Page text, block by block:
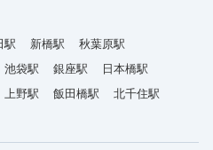
駅 新橋駅
秋葉原駅
池袋駅 銀座駅
日本橋駅
上野駅 飯田橋駅
北千住駅